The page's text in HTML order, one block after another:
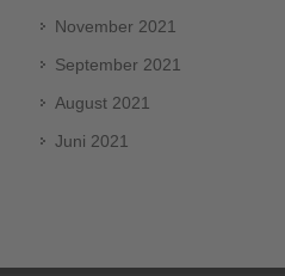
November 2021
September 2021
August 2021
Juni 2021